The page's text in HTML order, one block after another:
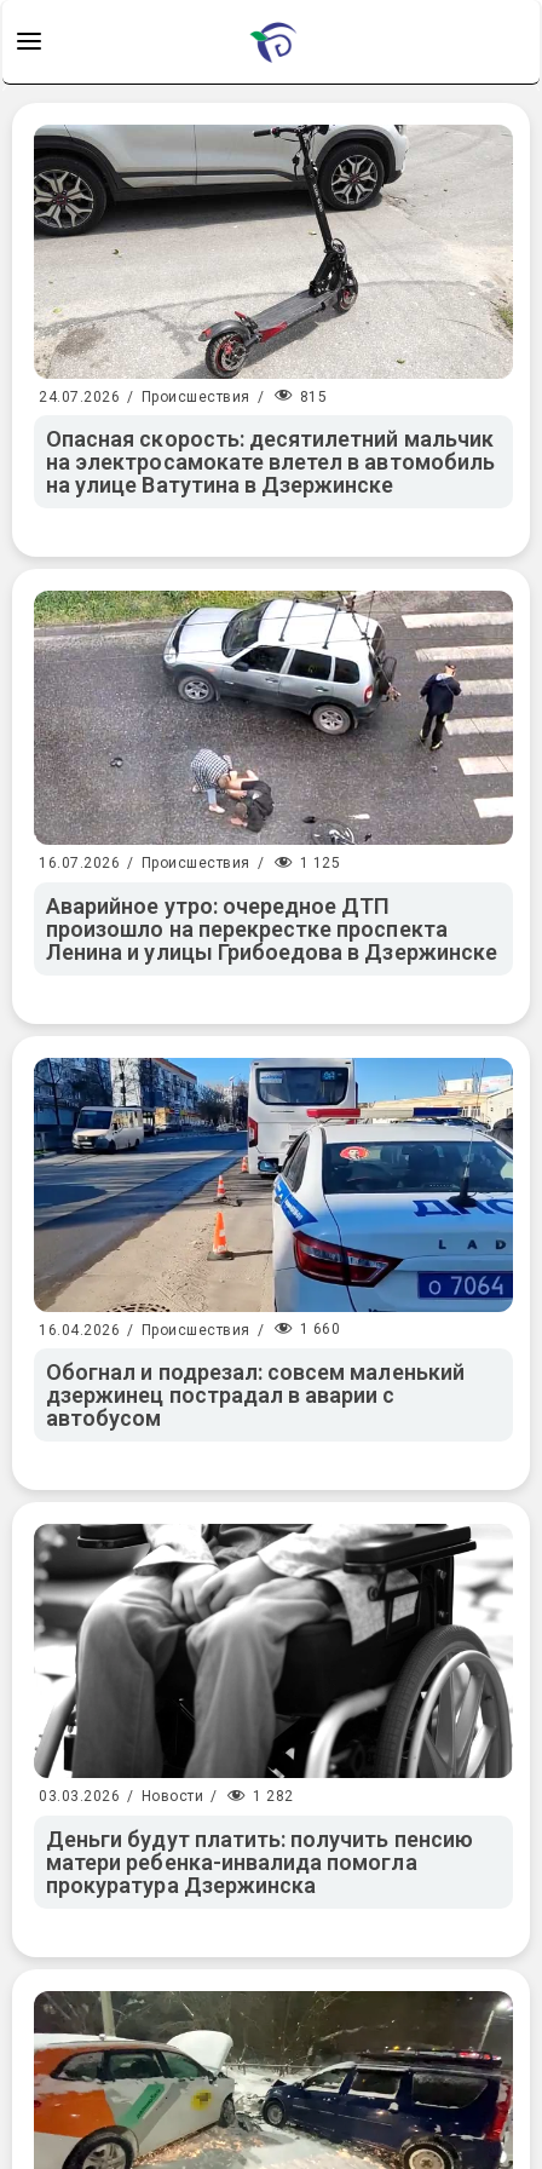
24.07.2026 / Происшествия / 815
Опасная скорость: десятилетний мальчик
на электросамокате влетел в автомобиль
на улице Ватутина в Дзержинске
16.07.2026 / Происшествия / 1 125
Аварийное утро: очередное ДТП
произошло на перекрестке проспекта
Ленина и улицы Грибоедова в Дзержинске
16.04.2026 / Происшествия / 1 660
Обогнал и подрезал: совсем маленький
дзержинец пострадал в аварии с
автобусом
03.03.2026 / Новости / 1 282
Деньги будут платить: получить пенсию
матери ребенка-инвалида помогла
прокуратура Дзержинска